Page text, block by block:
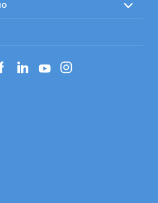
LinkedInYouTubeInstagram